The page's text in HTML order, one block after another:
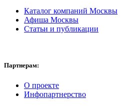
Каталог компаний Москвы
Афиша Москвы
Статьи и публикации
Партнерам:
О проекте
Инфопартнерство